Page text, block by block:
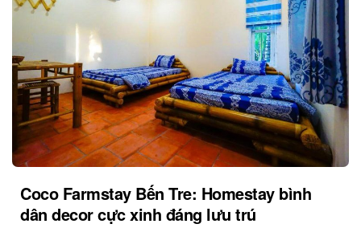
Coco Farmstay Bến Tre: Homestay bình
dân decor cực xinh đáng lưu trú